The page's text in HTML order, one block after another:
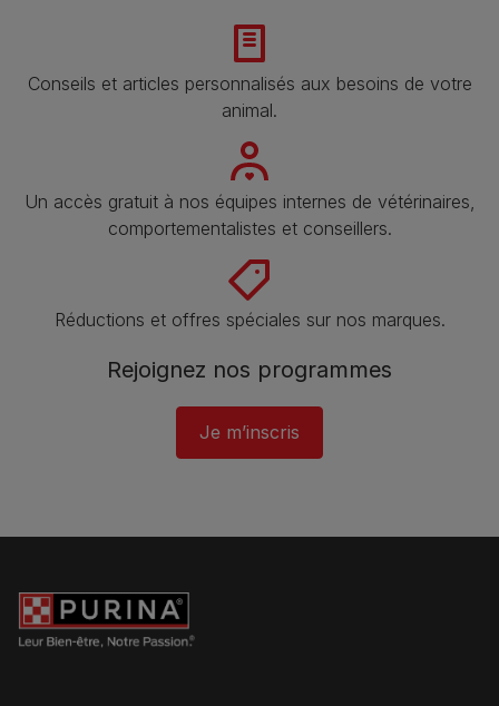
Conseils et articles personnalisés aux besoins de votre
animal​.
Un accès gratuit à nos équipes internes de vétérinaires,
comportementalistes et conseillers.
Réductions et offres spéciales sur nos marques​.
Rejoignez nos programmes
Je m’inscris